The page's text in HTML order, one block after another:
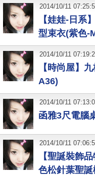
【娃娃-日系
型束衣(紫色-
2014/10/11
【時尚屋】
A36)
2014/10/11
函雅3尺電腦
2014/10/11
【聖誕裝飾
色松針葉聖
2014/10/11